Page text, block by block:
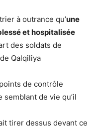
à outrance qu’une
et hospitalisée
des soldats de
Qalqiliya
de contrôle
de vie qu’il
tirer dessus devant ce